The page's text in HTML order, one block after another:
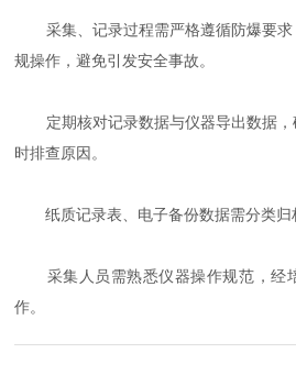
采集、记录过程需严格遵循防爆要求
规操作，避免引发安全事故。
定期核对记录数据与仪器导出数据，
时排查原因。
纸质记录表、电子备份数据需分类归
采集人员需熟悉仪器操作规范，经
作。